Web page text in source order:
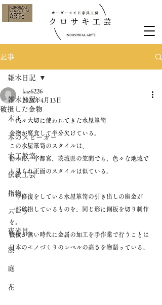
記事
雑木日記
木工
木のスピーカー
木工教室
伝統工芸
指物
ハープ
夜光貝
漆
庭
花
雑木日記
破損した金物
kaz6226
2025年4月13日
代々大切に使われてきた水屋箪笥
金物が腐食して半分欠けている。
この水屋箪笥のスタイルは、
栃木市、宇都宮、茨城県の笠間でも、色々な地域で
も見られ正面のスタイルは似ている。
今修復をしている水屋箪笥の引き出しの座金が
一部破損しているものを、同じ形に銅板を切り制作
を。
機械が無い時代に金属の加工を手作業で行うことは
日本のモノづくりのレベルの高さを物語っている。